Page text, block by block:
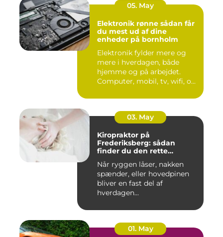
05. May
Elektronik rønne sådan får
du mest ud af dine
enheder på bornholm
Elektronik fylder mere og
mere i hverdagen, både
hjemme og på arbejdet.
Computer, mobil, tv, wifi, o...
03. May
Kiropraktor på
Frederiksberg: sådan
finder du den rette
Når ryggen låser, nakken
spænder, eller hovedpinen
bliver en fast del af
hverdagen...
01. May